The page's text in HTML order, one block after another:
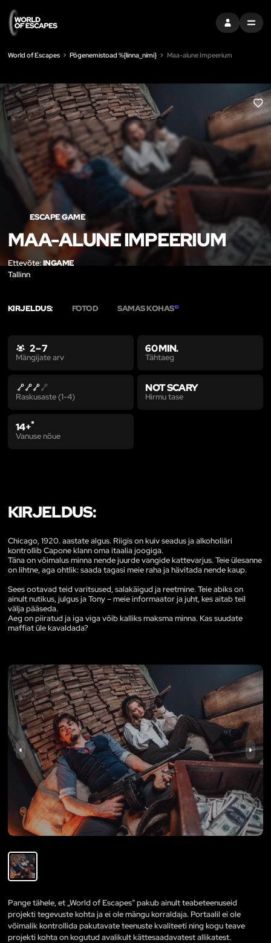
LOGI SISSEMENU
World of Escapes Põgenemistoad %{linna_nimi} Maa-alune Impeerium
LIKE
ESCAPE GAME
MAA-ALUNE IMPEERIUM
Ettevõte:INGAME
Tallinn
KIRJELDUS: FOTOD SAMAS KOHAS10
2 – 7
Mängijate arv
60 MIN.
Tähtaeg
Raskusaste (1-4)
NOT SCARY
Hirmu tase
14+*
Vanuse nõue
KIRJELDUS:
Chicago, 1920. aastate algus. Riigis on kuiv seadus ja alkoholiäri
kontrollib Capone klann oma itaalia joogiga.
Täna on võimalus minna nende juurde vangide kattevarjus. Teie ülesanne
on lihtne, aga ohtlik: saada tagasi meie raha ja hävitada nende kaup.
Sees ootavad teid varitsused, salakäigud ja reetmine. Teie abiks on
ainult nutikus, julgus ja Tony – meie informaator ja juht, kes aitab teil
välja pääseda.
Aeg on piiratud ja iga viga võib kalliks maksma minna. Kas suudate
maffiat üle kavaldada?
Pange tähele, et „World of Escapes“ pakub ainult teabeteenuseid
projekti tegevuste kohta ja ei ole mängu korraldaja. Portaalil ei ole
võimalik kontrollida pakutavate teenuste kvaliteeti ning kogu teave
projekti kohta on kogutud avalikult kättesaadavatest allikatest.